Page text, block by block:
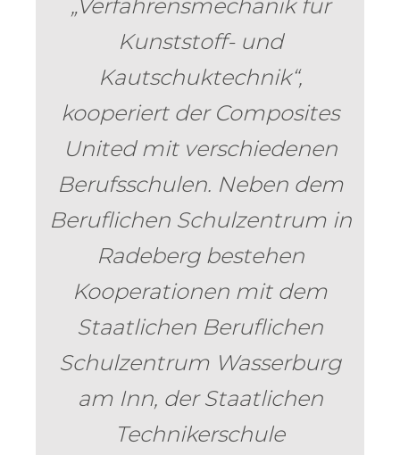
„Verfahrensmechanik für
Kunststoff- und
Kautschuktechnik“,
kooperiert der Composites
United mit verschiedenen
Berufsschulen. Neben dem
Beruflichen Schulzentrum in
Radeberg bestehen
Kooperationen mit dem
Staatlichen Beruflichen
Schulzentrum Wasserburg
am Inn, der Staatlichen
Technikerschule